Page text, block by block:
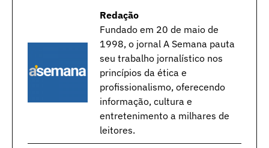
Redação
Fundado em 20 de maio de
1998, o jornal A Semana pauta
seu trabalho jornalístico nos
princípios da ética e
profissionalismo, oferecendo
informação, cultura e
entretenimento a milhares de
leitores.